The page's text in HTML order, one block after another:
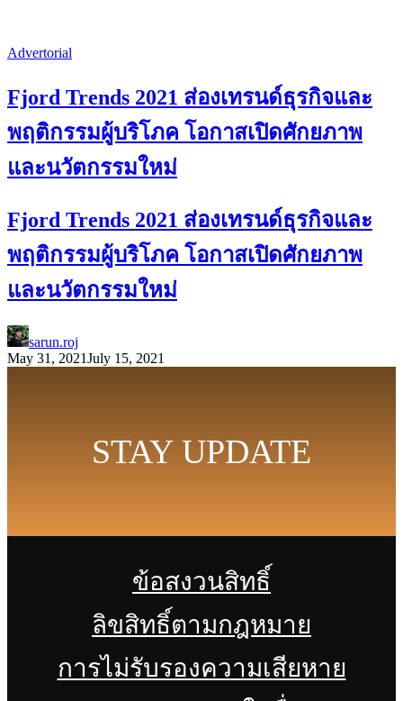
Advertorial
Fjord Trends 2021 ส่องเทรนด์ธุรกิจและ
พฤติกรรมผู้บริโภค โอกาสเปิดศักยภาพ
และนวัตกรรมใหม่
Fjord Trends 2021 ส่องเทรนด์ธุรกิจและ
พฤติกรรมผู้บริโภค โอกาสเปิดศักยภาพ
และนวัตกรรมใหม่
sarun.roj
May 31, 2021July 15, 2021
STAY UPDATE
ข้อสงวนสิทธิ์
ลิขสิทธิ์ตามกฎหมาย
การไม่รับรองความเสียหาย